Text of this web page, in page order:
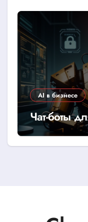
AI в бизнесе
Чат-боты